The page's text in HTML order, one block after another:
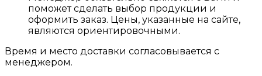
поможет сделать выбор продукции и
оформить заказ. Цены, указанные на сайте,
являются ориентировочными.
Время и место доставки согласовывается с
менеджером.